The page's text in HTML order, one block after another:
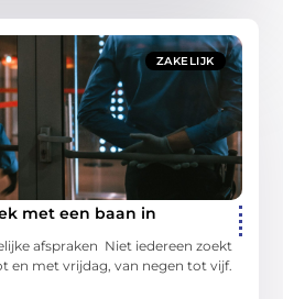
ZAKELIJK
met een baan in
afspraken Niet iedereen zoekt
en met vrijdag, van negen tot vijf.